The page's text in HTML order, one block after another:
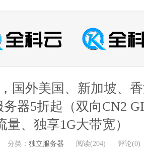
国外美国、新加坡、
器5折起（双向CN2
量、独享1G大带宽）
分类： 独立服务器 阅读(204) 评论(0)